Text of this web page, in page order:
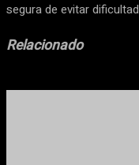
segura de evitar
Relacionado